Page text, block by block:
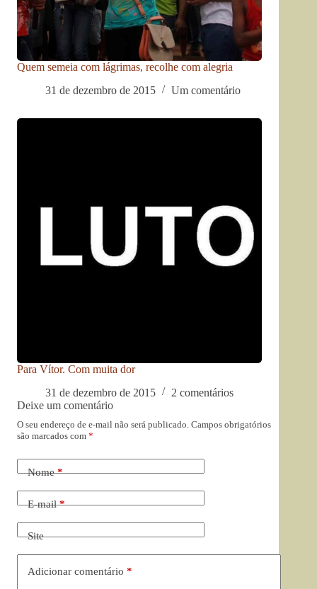
Quem semeia com lágrimas, recolhe com alegria
31 de dezembro de 2015
Um comentário
Para Vítor. Com muita dor
31 de dezembro de 2015
2 comentários
Deixe um comentário
O seu endereço de e-mail não será publicado. Campos obrigatórios
são marcados com *
Nome*
E-mail*
Site
Adicionar comentário *